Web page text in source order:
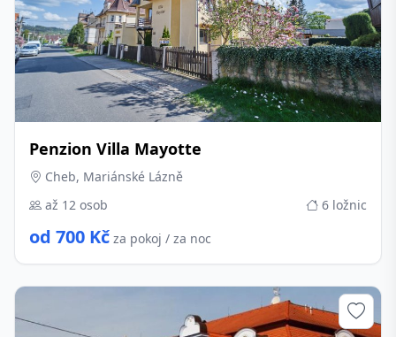
Penzion Villa Mayotte
Cheb, Mariánské Lázně
až 12 osob
6 ložnic
od 700 Kč za pokoj / za noc